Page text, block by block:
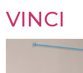
VINCI